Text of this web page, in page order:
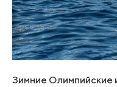
Зимние Олимпийские